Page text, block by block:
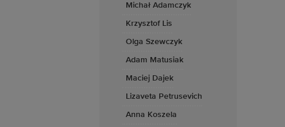
Michał Adamczyk
Krzysztof Lis
Olga Szewczyk
Adam Matusiak
Maciej Dajek
Lizaveta Petrusevich
Anna Koszela